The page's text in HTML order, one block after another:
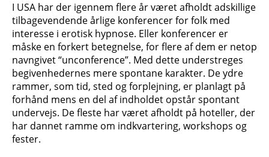
I USA har der igennem flere år været afholdt adskillige
tilbagevendende årlige konferencer for folk med
interesse i erotisk hypnose. Eller konferencer er
måske en forkert betegnelse, for flere af dem er netop
navngivet “unconference”. Med dette understreges
begivenhedernes mere spontane karakter. De ydre
rammer, som tid, sted og forplejning, er planlagt på
forhånd mens en del af indholdet opstår spontant
undervejs. De fleste har været afholdt på hoteller, der
har dannet ramme om indkvartering, workshops og
fester.